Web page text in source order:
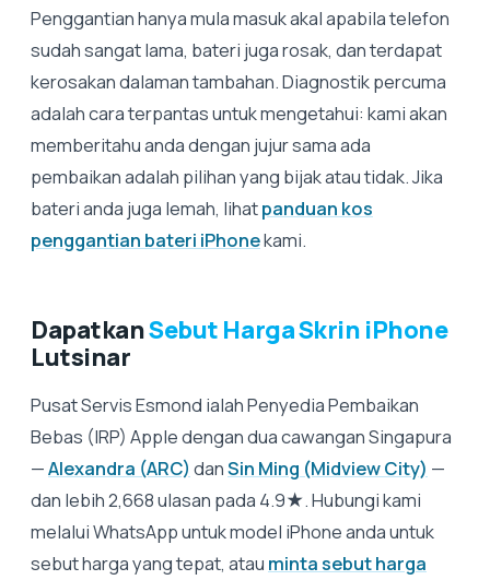
Penggantian hanya mula masuk akal apabila telefon
sudah sangat lama, bateri juga rosak, dan terdapat
kerosakan dalaman tambahan. Diagnostik percuma
adalah cara terpantas untuk mengetahui: kami akan
memberitahu anda dengan jujur ​​​​sama ada
pembaikan adalah pilihan yang bijak atau tidak. Jika
bateri anda juga lemah, lihatpanduan kos
penggantian bateri iPhonekami.
DapatkanSebut Harga Skrin iPhone
Lutsinar
Pusat Servis Esmond ialah Penyedia Pembaikan
Bebas (IRP) Apple dengan dua cawangan Singapura
—Alexandra (ARC) danSin Ming (Midview City) —
dan lebih 2,668 ulasan pada 4.9★. Hubungi kami
melalui WhatsApp untuk model iPhone anda untuk
sebut harga yang tepat, atau minta sebut harga